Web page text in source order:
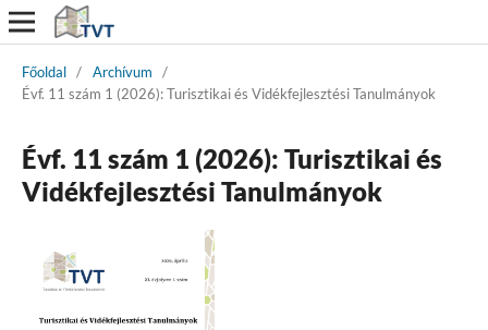
Főoldal / Archívum
/
Évf. 11 szám 1 (2026): Turisztikai és Vidékfejlesztési Tanulmányok
Évf. 11 szám 1 (2026): Turisztikai és
Vidékfejlesztési Tanulmányok